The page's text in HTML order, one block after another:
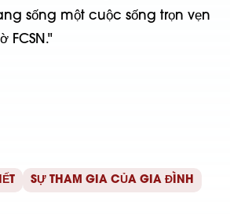
sống một cuộc sống trọn vẹn
FCSN."
SỰ THAM GIA CỦA GIA ĐÌNH